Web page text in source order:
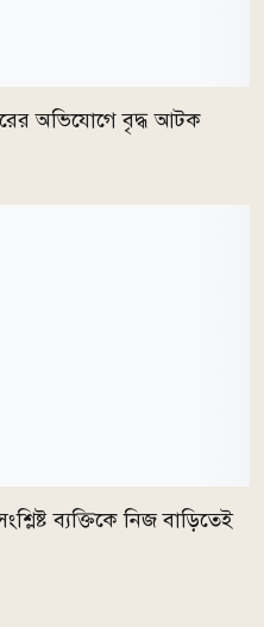
অভিযোগে বৃদ্ধ আটক
ব্যক্তিকে নিজ বাড়িতেই